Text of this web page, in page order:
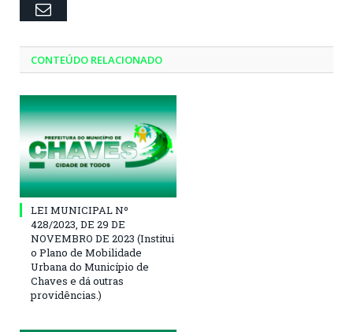
Email
CONTEÚDO RELACIONADO
LEI MUNICIPAL Nº
428/2023, DE 29 DE
NOVEMBRO DE 2023 (Institui
o Plano de Mobilidade
Urbana do Município de
Chaves e dá outras
providências.)